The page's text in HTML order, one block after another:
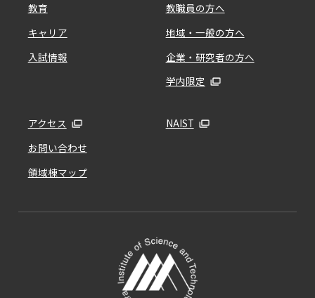
教育
キャリア
入試情報
教職員の方へ
地域・一般の方へ
企業・研究者の方へ
学内限定
アクセス
お問い合わせ
領域棟マップ
NAIST